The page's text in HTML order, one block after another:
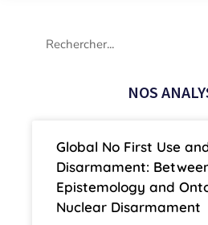
NOS
Global No First Use
Disarmament:
Epistemology and
Nuclear Disarmament